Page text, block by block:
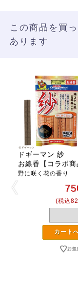
この商品を買
あります
ドギーマン 紗
お線香【コラボ商
野に咲く花の香り
(税込